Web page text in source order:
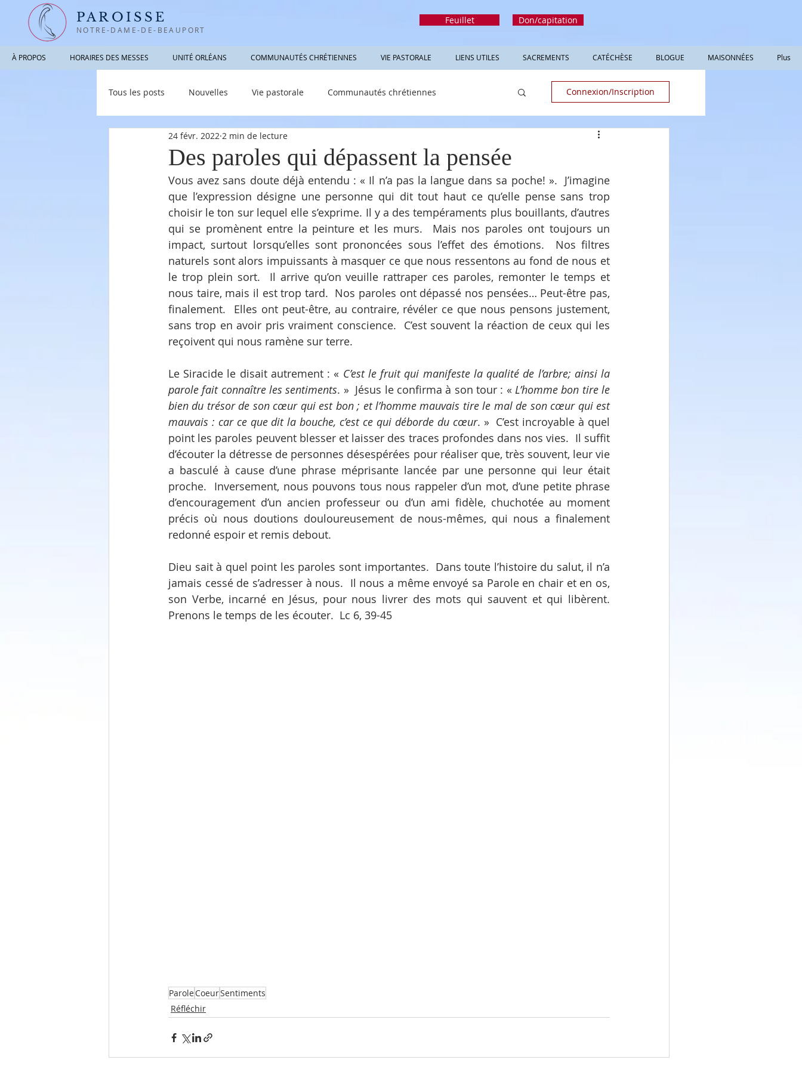
PAROISSE
NOTRE-DAME-DE-BEAUPORT
Feuillet Don/capitation
À PROPOS HORAIRES DES MESSES UNITÉ ORLÉANS COMMUNAUTÉS CHRÉTIENNES VIE PASTORALE LIENS UTILES SACREMENTS CATÉCHÈSE BLOGUE MAISONNÉES Plus
Tous les posts Nouvelles Vie pastorale Communautés chrétiennes
Photographies / Vidéos Informations utiles
Connexion/Inscription
Des paroles qui dépassent la pensée
24 févr. 2022 2 min de lecture
Vous avez sans doute déjà entendu : « Il n’a pas la langue dans sa poche! ».  J’imagine
que l’expression désigne une personne qui dit tout haut ce qu’elle pense sans trop
choisir le ton sur lequel elle s’exprime. Il y a des tempéraments plus bouillants, d’autres
qui se promènent entre la peinture et les murs.  Mais nos paroles ont toujours un
impact, surtout lorsqu’elles sont prononcées sous l’effet des émotions.  Nos filtres
naturels sont alors impuissants à masquer ce que nous ressentons au fond de nous et
le trop plein sort.  Il arrive qu’on veuille rattraper ces paroles, remonter le temps et
nous taire, mais il est trop tard.  Nos paroles ont dépassé nos pensées… Peut-être pas,
finalement.  Elles ont peut-être, au contraire, révéler ce que nous pensons justement,
sans trop en avoir pris vraiment conscience.  C’est souvent la réaction de ceux qui les
reçoivent qui nous ramène sur terre.
Le Siracide le disait autrement : « C’est le fruit qui manifeste la qualité de l’arbre; ainsi la
parole fait connaître les sentiments. »  Jésus le confirma à son tour : « L’homme bon tire le
bien du trésor de son cœur qui est bon ; et l’homme mauvais tire le mal de son cœur qui est
mauvais : car ce que dit la bouche, c’est ce qui déborde du cœur. »  C’est incroyable à quel
point les paroles peuvent blesser et laisser des traces profondes dans nos vies.  Il suffit
d’écouter la détresse de personnes désespérées pour réaliser que, très souvent, leur vie
a basculé à cause d’une phrase méprisante lancée par une personne qui leur était
proche.  Inversement, nous pouvons tous nous rappeler d’un mot, d’une petite phrase
d’encouragement d’un ancien professeur ou d’un ami fidèle, chuchotée au moment
précis où nous doutions douloureusement de nous-mêmes, qui nous a finalement
redonné espoir et remis debout.
Dieu sait à quel point les paroles sont importantes.  Dans toute l’histoire du salut, il n’a
jamais cessé de s’adresser à nous.  Il nous a même envoyé sa Parole en chair et en os,
son Verbe, incarné en Jésus, pour nous livrer des mots qui sauvent et qui libèrent.
Prenons le temps de les écouter.  Lc 6, 39-45
ParoleCoeurSentiments
Réfléchir